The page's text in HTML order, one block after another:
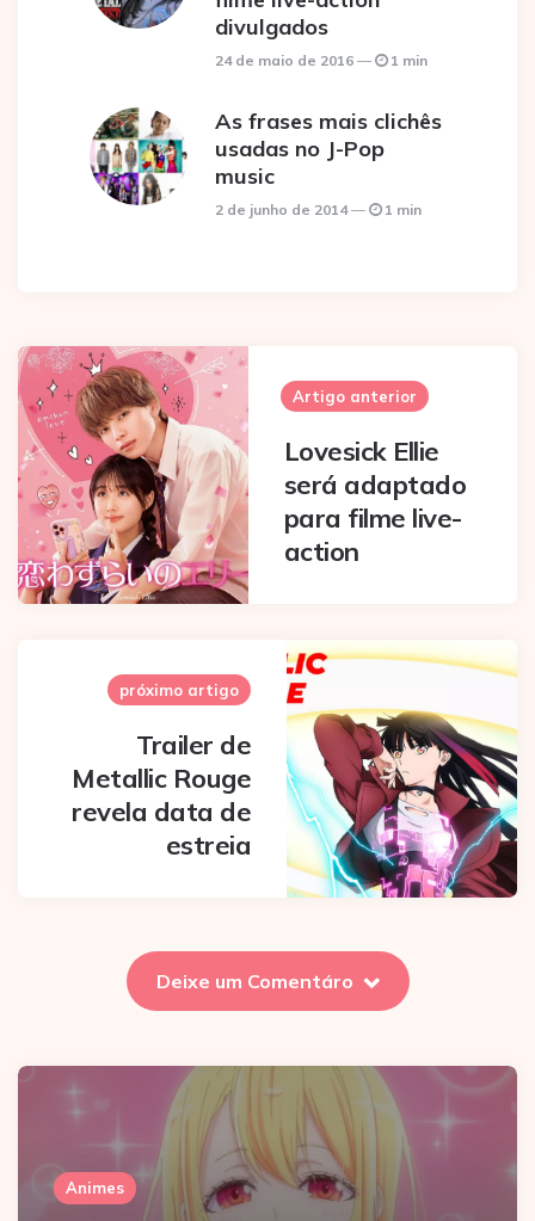
divulgados
24 de maio de 2016 1 min
As frases mais clichês
usadas no J-Pop
music
2 de junho de 2014 1 min
Post
navigation
Artigo anterior
Lovesick Ellie
será adaptado
para filme live-
action
próximo artigo
Trailer de
Metallic Rouge
revela data de
estreia
Deixe um Comentáro
Animes